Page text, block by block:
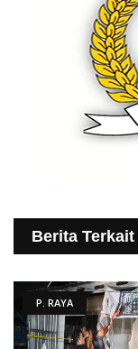
Berita Terkait
P. RAYA